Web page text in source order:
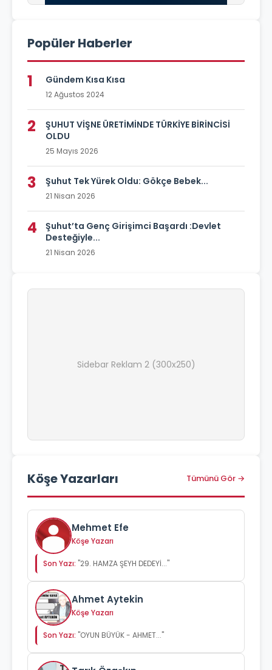
Popüler Haberler
1 Gündem Kısa Kısa
12 Ağustos 2024
2
ŞUHUT VİŞNE ÜRETİMİNDE TÜRKİYE BİRİNCİSİ
OLDU
25 Mayıs 2026
3 Şuhut Tek Yürek Oldu: Gökçe Bebek...
21 Nisan 2026
4
Şuhut’ta Genç Girişimci Başardı :Devlet
Desteğiyle...
21 Nisan 2026
Sidebar Reklam 2 (300x250)
Köşe Yazarları Tümünü Gör →
Mehmet Efe
Köşe Yazarı
Son Yazı: "29. HAMZA ŞEYH DEDEYİ..."
Ahmet Aytekin
Köşe Yazarı
Son Yazı: "OYUN BÜYÜK - AHMET..."